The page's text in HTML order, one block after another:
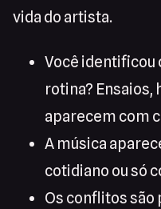
vida do artista.
Você identificou
rotina? Ensaios,
aparecem com
A música
cotidiano ou só
Os conflitos são